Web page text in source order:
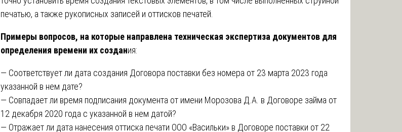
печатью, а также рукописных записей и оттисков печатей.
Примеры вопросов, на которые направлена техническая экспертиза документов для
определения времени их создания:
— Соответствует ли дата создания Договора поставки без номера от 23 марта 2023 года
указанной в нем дате?
— Совпадает ли время подписания документа от имени Морозова Д.А. в Договоре займа от
12 декабря 2020 года с указанной в нем датой?
— Отражает ли дата нанесения оттиска печати ООО «Васильки» в Договоре поставки от 22